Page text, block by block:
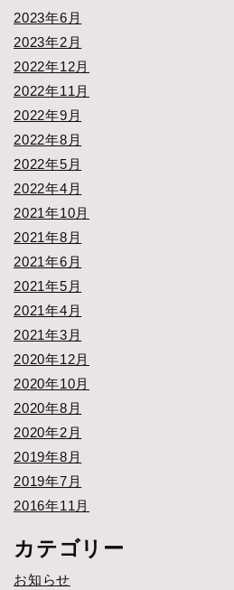
2023年6月
2023年2月
2022年12月
2022年11月
2022年9月
2022年8月
2022年5月
2022年4月
2021年10月
2021年8月
2021年6月
2021年5月
2021年4月
2021年3月
2020年12月
2020年10月
2020年8月
2020年2月
2019年8月
2019年7月
2016年11月
カテゴリー
お知らせ